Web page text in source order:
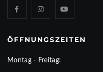
ÖFFNUNGSZEITEN
Montag - Freitag: